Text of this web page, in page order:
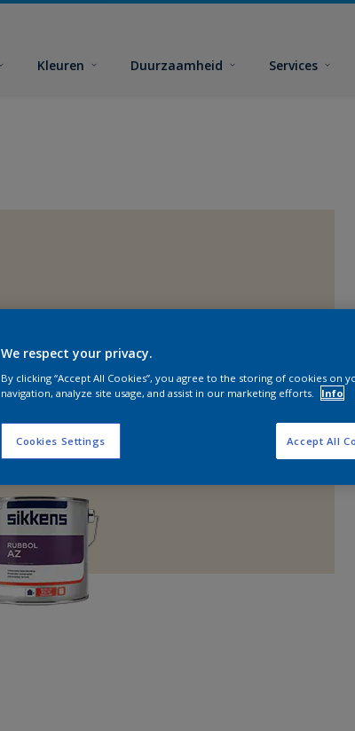
Kleuren Duurzaamheid Services
We respect your privacy.
By clicking “Accept All Cookies”, you agree to the storing of cookies on
navigation, analyze site usage, and assist in our marketing efforts.
Info
Cookies Settings Accept All